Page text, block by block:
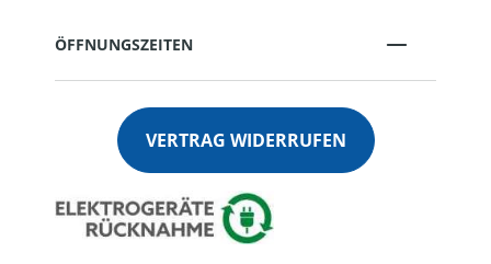
ÖFFNUNGSZEITEN
VERTRAG WIDERRUFEN